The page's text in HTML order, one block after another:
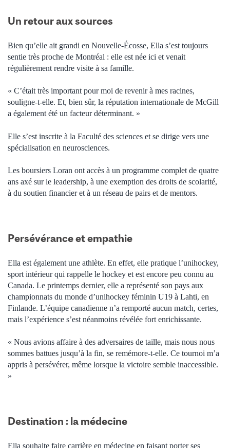
Un retour aux sources
Bien qu’elle ait grandi en Nouvelle-Écosse, Ella s’est toujours
sentie très proche de Montréal : elle est née ici et venait
régulièrement rendre visite à sa famille.
« C’était très important pour moi de revenir à mes racines,
souligne-t-elle. Et, bien sûr, la réputation internationale de McGill
a également été un facteur déterminant. »
Elle s’est inscrite à la Faculté des sciences et se dirige vers une
spécialisation en neurosciences.
Les boursiers Loran ont accès à un programme complet de quatre
ans axé sur le leadership, à une exemption des droits de scolarité,
à du soutien financier et à un réseau de pairs et de mentors.
Persévérance et empathie
Ella est également une athlète. En effet, elle pratique l’unihockey,
sport intérieur qui rappelle le hockey et est encore peu connu au
Canada. Le printemps dernier, elle a représenté son pays aux
championnats du monde d’unihockey féminin U19 à Lahti, en
Finlande. L’équipe canadienne n’a remporté aucun match, certes,
mais l’expérience s’est néanmoins révélée fort enrichissante.
« Nous avions affaire à des adversaires de taille, mais nous nous
sommes battues jusqu’à la fin, se remémore-t-elle. Ce tournoi m’a
appris à persévérer, même lorsque la victoire semble inaccessible.
»
Destination : la médecine
Ella souhaite faire carrière en médecine en faisant porter ses